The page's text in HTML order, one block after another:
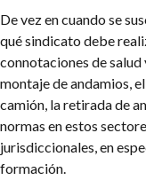
De vez en cuando se
qué sindicato debe
connotaciones de
montaje de andamios,
camión, la retirada de
normas en estos
jurisdiccionales, en
formación.